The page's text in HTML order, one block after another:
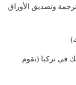
وتصديق الأوراق
في تركيا (نقوم